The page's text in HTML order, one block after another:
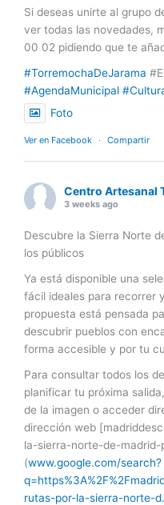
Si deseas unirte al grupo
ver todas las novedades,
00 02 pidiendo que te
#TorremochaDeJarama
#AgendaMunicipal
Foto
Ver en Facebook · Compartir
Centro Artesanal
3 weeks ago
Descubre la Sierra Norte
los públicos
Ya está disponible una
fácil ideales para recorrer
propuesta está pensada
descubrir pueblos con
forma accesible y por tu
Para consultar todos los
planificar tu próxima
de la imagen o acceder
dirección web
la-sierra-norte-de-
(www.google.com/search?
rutas-por-la-sierra-norte-